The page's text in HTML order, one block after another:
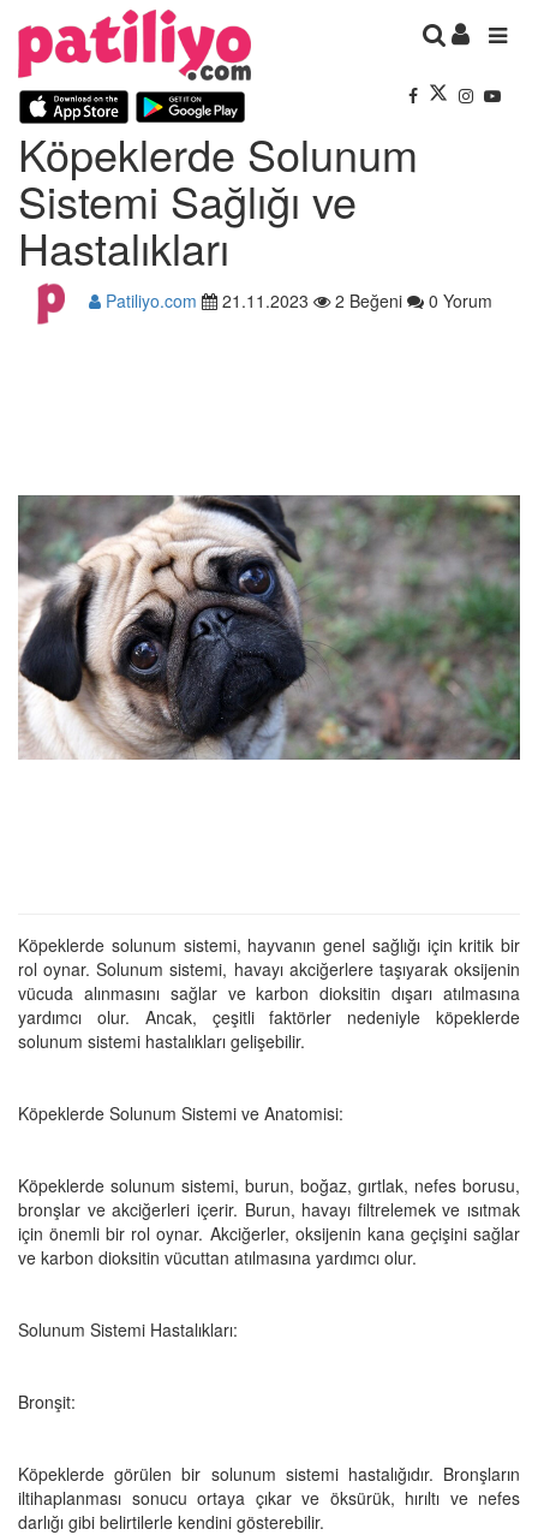
Köpeklerde Solunum
Sistemi Sağlığı ve
Hastalıkları
Patiliyo.com 21.11.2023 2 Beğeni 0 Yorum
Köpeklerde solunum sistemi, hayvanın genel sağlığı için kritik bir
rol oynar. Solunum sistemi, havayı akciğerlere taşıyarak oksijenin
vücuda alınmasını sağlar ve karbon dioksitin dışarı atılmasına
yardımcı olur. Ancak, çeşitli faktörler nedeniyle köpeklerde
solunum sistemi hastalıkları gelişebilir.
Köpeklerde Solunum Sistemi ve Anatomisi:
Köpeklerde solunum sistemi, burun, boğaz, gırtlak, nefes borusu,
bronşlar ve akciğerleri içerir. Burun, havayı filtrelemek ve ısıtmak
için önemli bir rol oynar. Akciğerler, oksijenin kana geçişini sağlar
ve karbon dioksitin vücuttan atılmasına yardımcı olur.
Solunum Sistemi Hastalıkları:
Bronşit:
Köpeklerde görülen bir solunum sistemi hastalığıdır. Bronşların
iltihaplanması sonucu ortaya çıkar ve öksürük, hırıltı ve nefes
darlığı gibi belirtilerle kendini gösterebilir.